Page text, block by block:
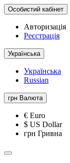
Особистий кабінет
Авторизація
Реєстрація
Українська
Українська
Russian
грн Валюта
€ Euro
$ US Dollar
грн Гривна